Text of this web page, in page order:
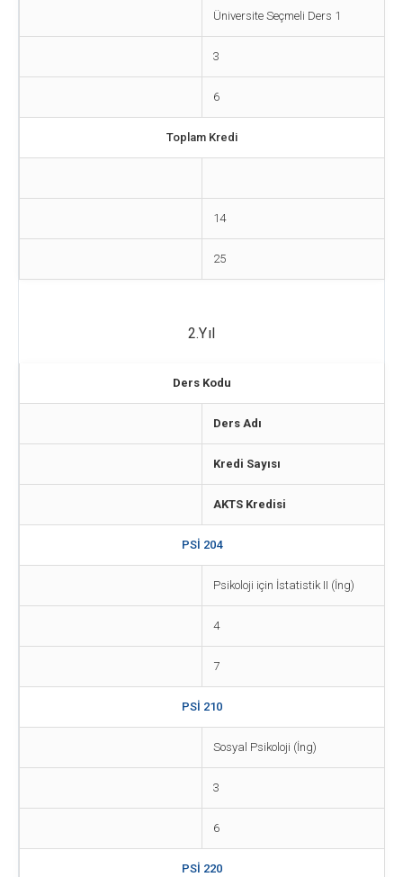
Üniversite Seçmeli Ders 1
3
6
Toplam Kredi
14
25
2.Yıl
Ders Kodu
Ders Adı
Kredi Sayısı
AKTS Kredisi
PSİ 204
Psikoloji için İstatistik II (İng)
4
7
PSİ 210
Sosyal Psikoloji (İng)
3
6
PSİ 220